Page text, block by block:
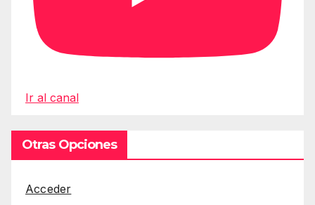
Ir al canal
Otras Opciones
Acceder